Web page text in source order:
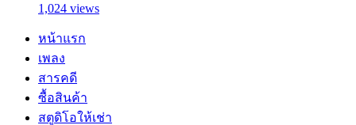
1,024 views
หน้าแรก
เพลง
สารคดี
ซื้อสินค้า
สตูดิโอให้เช่า